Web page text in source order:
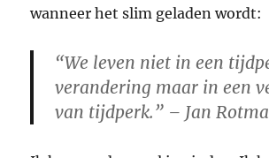
wanneer het slim geladen wordt:
“We leven niet in een
verandering maar in een
van tijdperk.” – Jan